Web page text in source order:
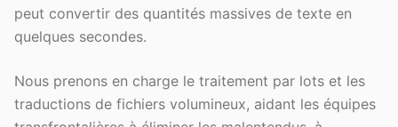
peut convertir des quantités massives de texte en
quelques secondes.
Nous prenons en charge le traitement par lots et les
traductions de fichiers volumineux, aidant les équipes